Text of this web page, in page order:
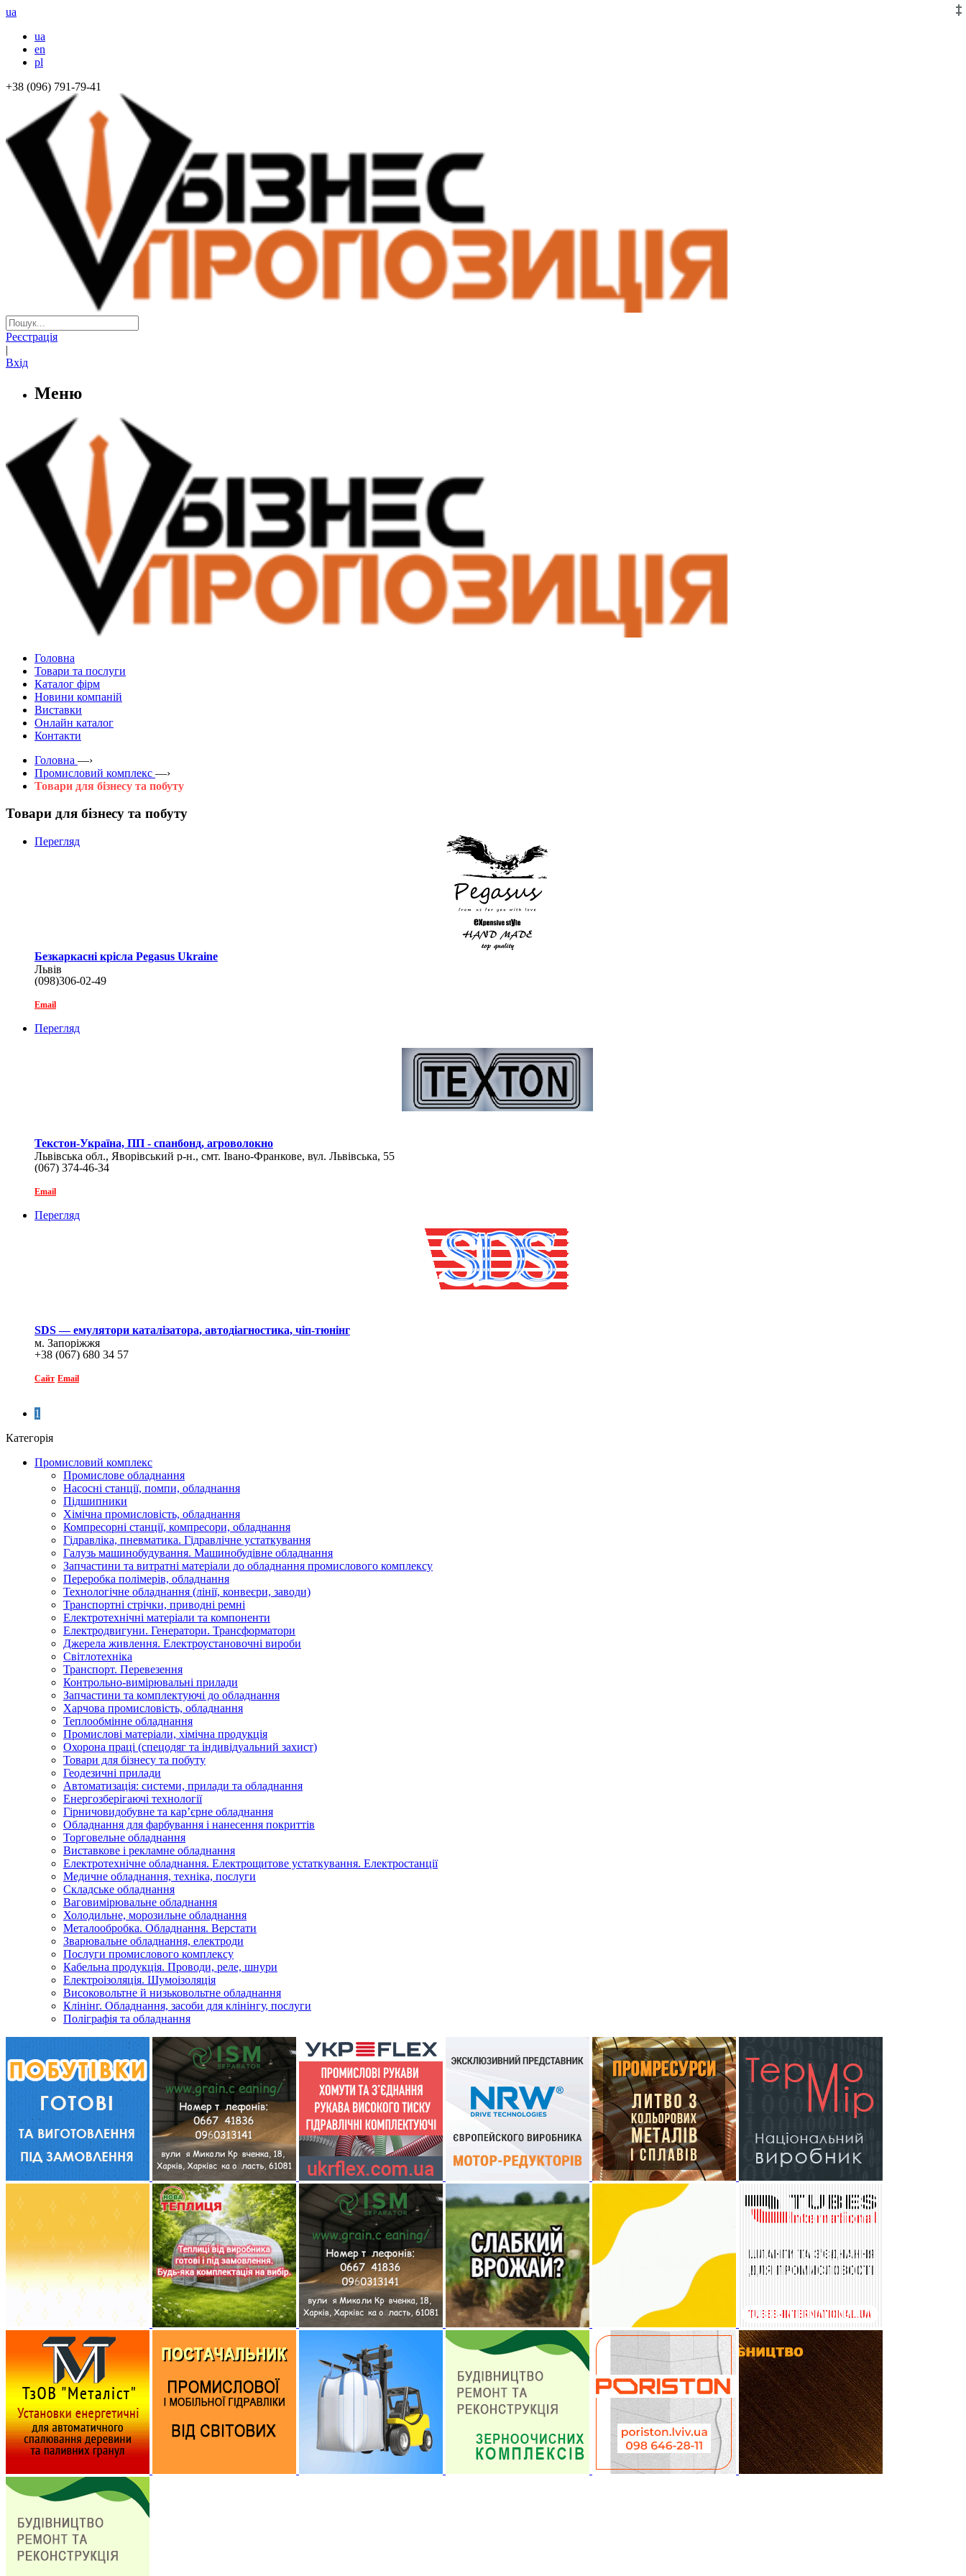
ua
ua
en
pl
+38 (096) 791-79-41
Реєстрація
|
Вхід
Меню
Головна
Товари та послуги
Каталог фірм
Новини компаній
Виставки
Онлайн каталог
Контакти
Головна —›
Промисловий комплекс —›
Товари для бізнесу та побуту
Товари для бізнесу та побуту
Перегляд
Безкаркасні крісла Pegasus Ukraine
Львів
(098)306-02-49
Email
Перегляд
Текстон-Україна, ПП - спанбонд, агроволокно
Львівська обл., Яворівський р-н., смт. Івано-Франкове, вул. Львівська, 55
(067) 374-46-34
Email
Перегляд
SDS — емулятори каталізатора, автодіагностика, чіп-тюнінг
м. Запоріжжя
+38 (067) 680 34 57
Сайт Email
1
Категорія
Промисловий комплекс
Промислове обладнання
Насосні станції, помпи, обладнання
Підшипники
Хімічна промисловість, обладнання
Компресорні станції, компресори, обладнання
Гідравліка, пневматика. Гідравлічне устаткування
Галузь машинобудування. Машинобудівне обладнання
Запчастини та витратні матеріали до обладнання промислового комплексу
Переробка полімерів, обладнання
Технологічне обладнання (лінії, конвеєри, заводи)
Транспортні стрічки, приводні ремні
Електротехнічні матеріали та компоненти
Електродвигуни. Генератори. Трансформатори
Джерела живлення. Електроустановочні вироби
Світлотехніка
Транспорт. Перевезення
Контрольно-вимірювальні прилади
Запчастини та комплектуючі до обладнання
Харчова промисловість, обладнання
Теплообмінне обладнання
Промислові матеріали, хімічна продукція
Охорона праці (спецодяг та індивідуальний захист)
Товари для бізнесу та побуту
Геодезичні прилади
Автоматизація: системи, прилади та обладнання
Енергозберігаючі технології
Гірничовидобувне та кар’єрне обладнання
Обладнання для фарбування і нанесення покриттів
Торговельне обладнання
Виставкове і рекламне обладнання
Електротехнічне обладнання. Електрощитове устаткування. Електростанції
Медичне обладнання, техніка, послуги
Складське обладнання
Ваговимірювальне обладнання
Холодильне, морозильне обладнання
Металообробка. Обладнання. Верстати
Зварювальне обладнання, електроди
Послуги промислового комплексу
Кабельна продукція. Проводи, реле, шнури
Електроізоляція. Шумоізоляція
Високовольтне й низьковольтне обладнання
Клінінг. Обладнання, засоби для клінінгу, послуги
Поліграфія та обладнання